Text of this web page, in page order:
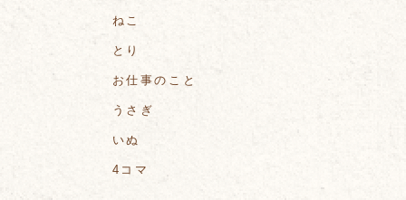
ねこ
とり
お仕事のこと
うさぎ
いぬ
4コマ